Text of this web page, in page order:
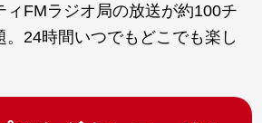
ィFMラジオ局の放送が約100チ
。24時間いつでもどこでも楽し